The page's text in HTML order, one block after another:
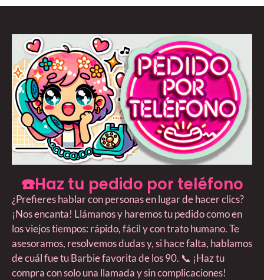
☎️Haz tu pedido por teléfono
¿Prefieres hablar con personas en lugar de hacer clics?
¡Nos encanta! Llámanos y haremos tu pedido como en
los viejos tiempos: rápido, fácil y con trato humano. Te
asesoramos, resolvemos dudas y, si hace falta, hablamos
de cuál fue tu Barbie favorita de los 90. 📞 ¡Haz tu
compra con solo una llamada y sin complicaciones!